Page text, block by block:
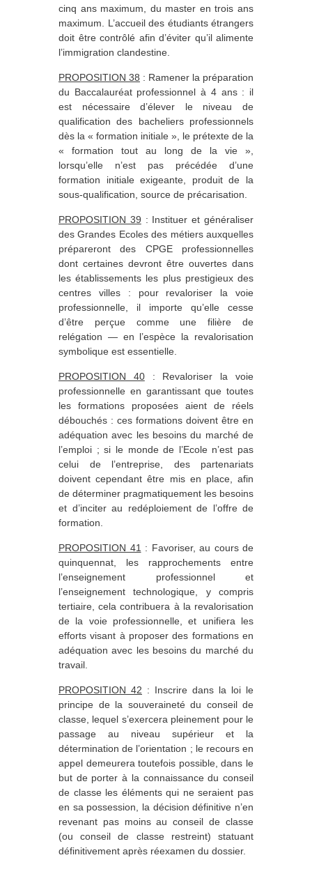
cinq ans maximum, du master en trois ans
maximum. L’accueil des étudiants étrangers
doit être contrôlé afin d’éviter qu’il alimente
l’immigration clandestine.
PROPOSITION 38 : Ramener la préparation
du Baccalauréat professionnel à 4 ans : il
est nécessaire d’élever le niveau de
qualification des bacheliers professionnels
dès la « formation initiale », le prétexte de la
« formation tout au long de la vie »,
lorsqu’elle n’est pas précédée d’une
formation initiale exigeante, produit de la
sous-qualification, source de précarisation.
PROPOSITION 39 : Instituer et généraliser
des Grandes Ecoles des métiers auxquelles
prépareront des CPGE professionnelles
dont certaines devront être ouvertes dans
les établissements les plus prestigieux des
centres villes : pour revaloriser la voie
professionnelle, il importe qu’elle cesse
d’être perçue comme une filière de
relégation — en l’espèce la revalorisation
symbolique est essentielle.
PROPOSITION 40: Revaloriser la voie
professionnelle en garantissant que toutes
les formations proposées aient de réels
débouchés : ces formations doivent être en
adéquation avec les besoins du marché de
l’emploi ; si le monde de l’Ecole n’est pas
celui de l’entreprise, des partenariats
doivent cependant être mis en place, afin
de déterminer pragmatiquement les besoins
et d’inciter au redéploiement de l’offre de
formation.
PROPOSITION 41 : Favoriser, au cours de
quinquennat, les rapprochements entre
l’enseignement professionnel et
l’enseignement technologique, y compris
tertiaire, cela contribuera à la revalorisation
de la voie professionnelle, et unifiera les
efforts visant à proposer des formations en
adéquation avec les besoins du marché du
travail.
PROPOSITION 42 : Inscrire dans la loi le
principe de la souveraineté du conseil de
classe, lequel s’exercera pleinement pour le
passage au niveau supérieur et la
détermination de l’orientation ; le recours en
appel demeurera toutefois possible, dans le
but de porter à la connaissance du conseil
de classe les éléments qui ne seraient pas
en sa possession, la décision définitive n’en
revenant pas moins au conseil de classe
(ou conseil de classe restreint) statuant
définitivement après réexamen du dossier.